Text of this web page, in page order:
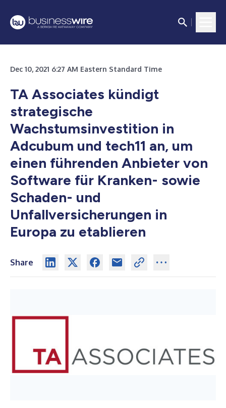
Dec 10, 2021 6:27 AM Eastern Standard Time
TA Associates kündigt
strategische
Wachstumsinvestition in
Adcubum und tech11 an, um
einen führenden Anbieter von
Software für Kranken- sowie
Schaden- und
Unfallversicherungen in
Europa zu etablieren
Share